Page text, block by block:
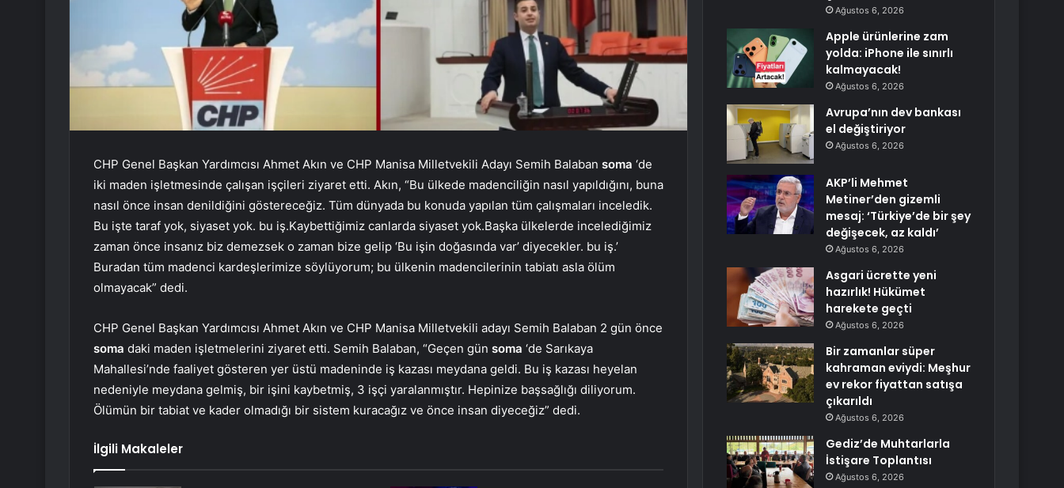
CHP Genel Başkan Yardımcısı Ahmet Akın ve CHP Manisa Milletvekili Adayı Semih Balaban soma ‘de
iki maden işletmesinde çalışan işçileri ziyaret etti. Akın, “Bu ülkede madenciliğin nasıl yapıldığını, buna
nasıl önce insan denildiğini göstereceğiz. Tüm dünyada bu konuda yapılan tüm çalışmaları inceledik.
Bu işte taraf yok, siyaset yok. bu iş.Kaybettiğimiz canlarda siyaset yok.Başka ülkelerde incelediğimiz
zaman önce insanız biz demezsek o zaman bize gelip ‘Bu işin doğasında var’ diyecekler. bu iş.’
Buradan tüm madenci kardeşlerimize söylüyorum; bu ülkenin madencilerinin tabiatı asla ölüm
olmayacak” dedi.
CHP Genel Başkan Yardımcısı Ahmet Akın ve CHP Manisa Milletvekili adayı Semih Balaban 2 gün önce
soma daki maden işletmelerini ziyaret etti. Semih Balaban, “Geçen gün soma ‘de Sarıkaya
Mahallesi’nde faaliyet gösteren yer üstü madeninde iş kazası meydana geldi. Bu iş kazası heyelan
nedeniyle meydana gelmiş, bir işini kaybetmiş, 3 işçi yaralanmıştır. Hepinize başsağlığı diliyorum.
Ölümün bir tabiat ve kader olmadığı bir sistem kuracağız ve önce insan diyeceğiz” dedi.
İlgili Makaleler
Ağustos 6, 2026
Apple ürünlerine zam
yolda: iPhone ile sınırlı
kalmayacak!
Ağustos 6, 2026
Avrupa’nın dev bankası
el değiştiriyor
Ağustos 6, 2026
AKP’li Mehmet
Metiner’den gizemli
mesaj: ‘Türkiye’de bir şey
değişecek, az kaldı’
Ağustos 6, 2026
Asgari ücrette yeni
hazırlık! Hükümet
harekete geçti
Ağustos 6, 2026
Bir zamanlar süper
kahraman eviydi: Meşhur
ev rekor fiyattan satışa
çıkarıldı
Ağustos 6, 2026
Gediz’de Muhtarlarla
İstişare Toplantısı
Ağustos 6, 2026